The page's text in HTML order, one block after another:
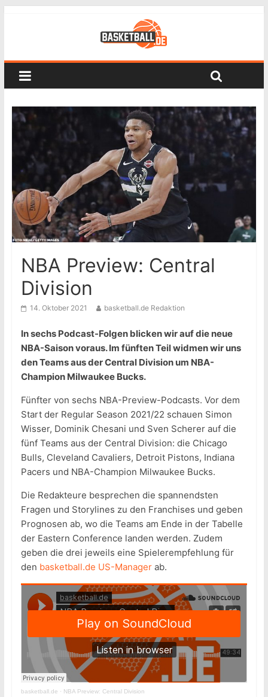
NBA Preview: Central
Division
14. Oktober 2021 basketball.de Redaktion
In sechs Podcast-Folgen blicken wir auf die neue
NBA-Saison voraus. Im fünften Teil widmen wir uns
den Teams aus der Central Division um NBA-
Champion Milwaukee Bucks.
Fünfter von sechs NBA-Preview-Podcasts. Vor dem
Start der Regular Season 2021/22 schauen Simon
Wisser, Dominik Chesani und Sven Scherer auf die
fünf Teams aus der Central Division: die Chicago
Bulls, Cleveland Cavaliers, Detroit Pistons, Indiana
Pacers und NBA-Champion Milwaukee Bucks.
Die Redakteure besprechen die spannendsten
Fragen und Storylines zu den Franchises und geben
Prognosen ab, wo die Teams am Ende in der Tabelle
der Eastern Conference landen werden. Zudem
geben die drei jeweils eine Spielerempfehlung für
den basketball.de US-Managerab.
basketball.de · NBA Preview: Central Division